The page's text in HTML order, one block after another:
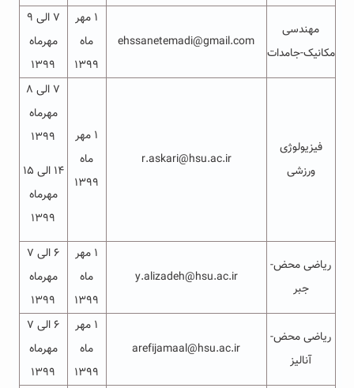
مهندسی
مکانیک-جامدات
ehssanetemadi@gmail.com
۱ مهر
ماه
۱۳۹۹
۷ الی ۹
مهرماه
۱۳۹۹
فیزیولوژی
ورزشی
r.askari@hsu.ac.ir
۱ مهر
ماه
۱۳۹۹
۷ الی ۸
مهرماه
۱۳۹۹
۱۴ الی ۱۵
مهرماه
۱۳۹۹
ریاضی محض-
جبر
y.alizadeh@hsu.ac.ir
۱ مهر
ماه
۱۳۹۹
۶ الی ۷
مهرماه
۱۳۹۹
ریاضی محض-
آنالیز
arefijamaal@hsu.ac.ir
۱ مهر
ماه
۱۳۹۹
۶ الی ۷
مهرماه
۱۳۹۹